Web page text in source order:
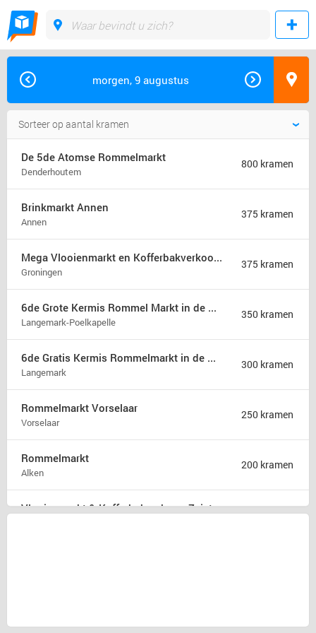
morgen, 9 augustus
De 5de Atomse Rommelmarkt
Denderhoutem
800 kramen
Brinkmarkt Annen
Annen
375 kramen
Mega Vlooienmarkt en Kofferbakverkoop Groningen (mega markt)
Groningen
375 kramen
6de Grote Kermis Rommel Markt in de Madonna
Langemark-Poelkapelle
350 kramen
6de Gratis Kermis Rommelmarkt in de Madonna
Langemark
300 kramen
Rommelmarkt Vorselaar
Vorselaar
250 kramen
Rommelmarkt
Alken
200 kramen
Vlooienmarkt & Kofferbakverkoop Zeist 175 kramen